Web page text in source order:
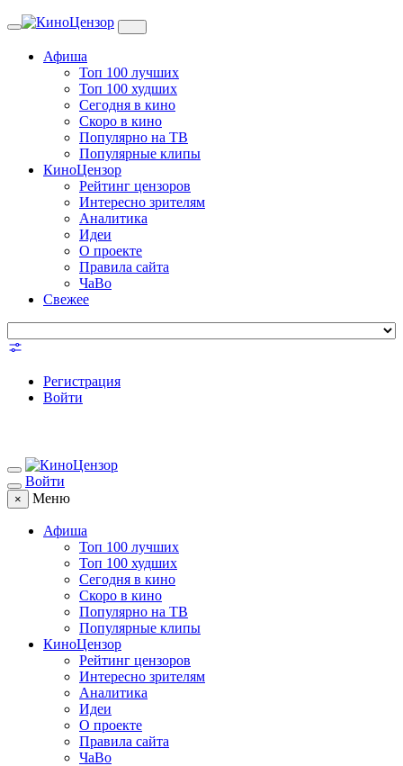
Toggle
Афиша
Топ 100 лучших
Топ 100 худших
Сегодня в кино
Скоро в кино
Популярно на ТВ
Популярные клипы
КиноЦензор
Рейтинг цензоров
Интересно зрителям
Аналитика
Идеи
О проекте
Правила сайта
ЧаВо
Свежее
Регистрация
Войти
Войти
× Меню
Афиша
Топ 100 лучших
Топ 100 худших
Сегодня в кино
Скоро в кино
Популярно на ТВ
Популярные клипы
КиноЦензор
Рейтинг цензоров
Интересно зрителям
Аналитика
Идеи
О проекте
Правила сайта
ЧаВо